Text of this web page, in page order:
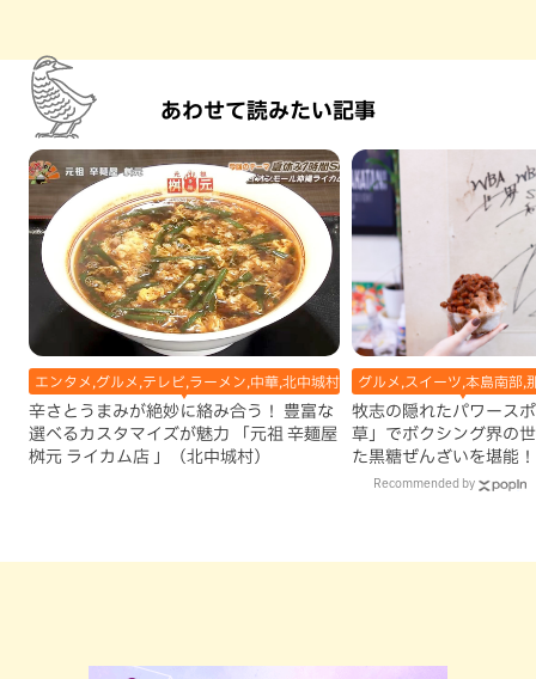
あわせて読みたい記事
エンタメ,グルメ,テレビ,ラーメン,中華,北中城村,地域,本島中部
辛さとうまみが絶妙に絡み合う！ 豊富な
選べるカスタマイズが魅力 「元祖 辛麺屋
桝元 ライカム店 」（北中城村）
グルメ,スイーツ,本島南部,
牧志の隠れたパワース
草」でボクシング界の
た黒糖ぜんざいを堪能
手作りケーキも要チェ
Recommended by